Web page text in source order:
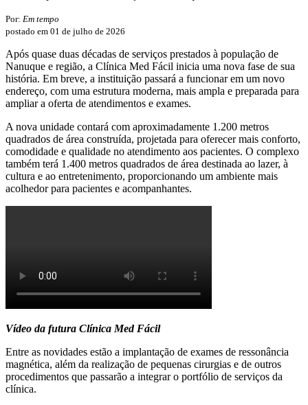
Por: Em tempo
postado em 01 de julho de 2026
Após quase duas décadas de serviços prestados à população de
Nanuque e região, a Clínica Med Fácil inicia uma nova fase de sua
história. Em breve, a instituição passará a funcionar em um novo
endereço, com uma estrutura moderna, mais ampla e preparada para
ampliar a oferta de atendimentos e exames.
A nova unidade contará com aproximadamente 1.200 metros
quadrados de área construída, projetada para oferecer mais conforto,
comodidade e qualidade no atendimento aos pacientes. O complexo
também terá 1.400 metros quadrados de área destinada ao lazer, à
cultura e ao entretenimento, proporcionando um ambiente mais
acolhedor para pacientes e acompanhantes.
Vídeo da futura Clínica Med Fácil
Entre as novidades estão a implantação de exames de ressonância
magnética, além da realização de pequenas cirurgias e de outros
procedimentos que passarão a integrar o portfólio de serviços da
clínica.